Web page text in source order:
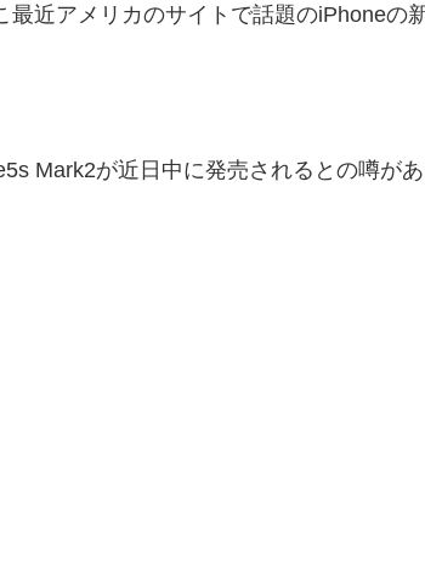
近アメリカのサイトで話題のiPhoneの
Mark2が近日中に発売されるとの噂が